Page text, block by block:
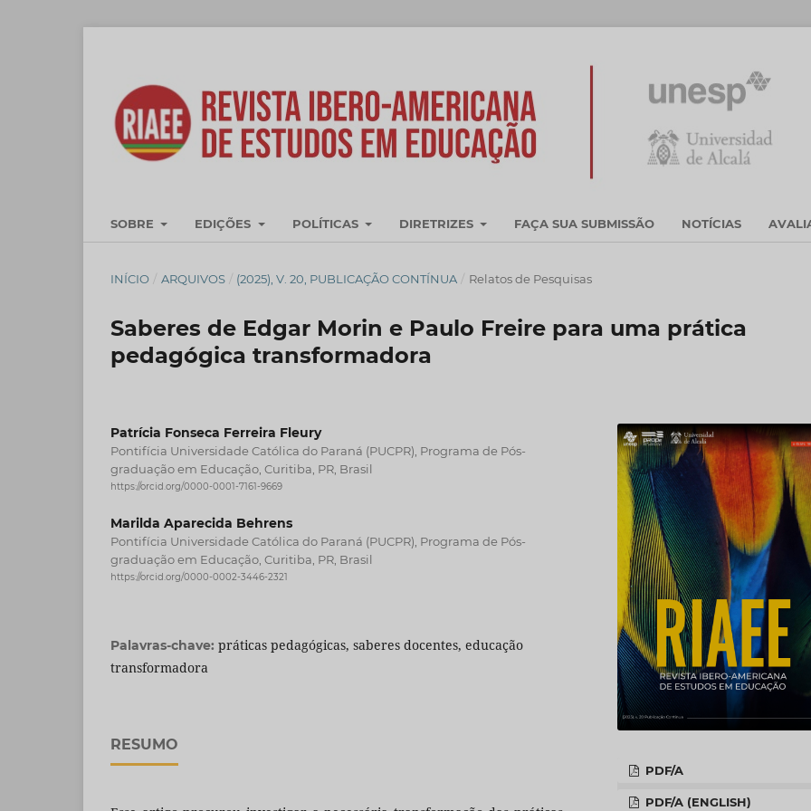
SOBRE EDIÇÕES POLÍTICAS DIRETRIZES FAÇA SUA SUBMISSÃO NOTÍCIAS
INÍCIO / ARQUIVOS / (2025), V. 20, PUBLICAÇÃO CONTÍNUA / Relatos de Pesquisas
Saberes de Edgar Morin e Paulo Freire para uma prática
pedagógica transformadora
Patrícia Fonseca Ferreira Fleury
Pontifícia Universidade Católica do Paraná (PUCPR), Programa de Pós-
graduação em Educação, Curitiba, PR, Brasil
https://orcid.org/0000-0001-7161-9669
Marilda Aparecida Behrens
Pontifícia Universidade Católica do Paraná (PUCPR), Programa de Pós-
graduação em Educação, Curitiba, PR, Brasil
https://orcid.org/0000-0002-3446-2321
Palavras-chave: práticas pedagógicas, saberes docentes, educação
transformadora
RESUMO
PDF/A
PDF/A (ENGLISH)